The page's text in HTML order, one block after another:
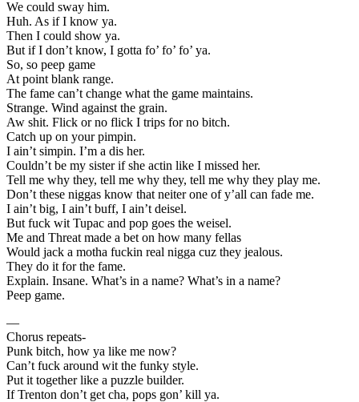
We could sway him.
Huh. As if I know ya.
Then I could show ya.
But if I don’t know, I gotta fo’ fo’ fo’ ya.
So, so peep game
At point blank range.
The fame can’t change what the game maintains.
Strange. Wind against the grain.
Aw shit. Flick or no flick I trips for no bitch.
Catch up on your pimpin.
I ain’t simpin. I’m a dis her.
Couldn’t be my sister if she actin like I missed her.
Tell me why they, tell me why they, tell me why they play me.
Don’t these niggas know that neiter one of y’all can fade me.
I ain’t big, I ain’t buff, I ain’t deisel.
But fuck wit Tupac and pop goes the weisel.
Me and Threat made a bet on how many fellas
Would jack a motha fuckin real nigga cuz they jealous.
They do it for the fame.
Explain. Insane. What’s in a name? What’s in a name?
Peep game.
—
Chorus repeats-
Punk bitch, how ya like me now?
Can’t fuck around wit the funky style.
Put it together like a puzzle builder.
If Trenton don’t get cha, pops gon’ kill ya.